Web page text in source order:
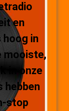
en
hoog in
mooiste,
in onze
hebben
stop